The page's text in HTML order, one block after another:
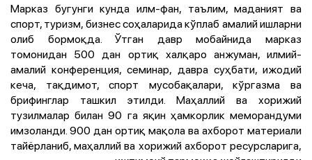
Марказ бугунги кунда илм-фан, таълим, маданият ва
спорт, туризм, бизнес соҳаларида кўплаб амалий ишларни
олиб бормоқда. Ўтган давр мобайнида марказ
томонидан 500 дан ортиқ халқаро анжуман, илмий-
амалий конференция, семинар, давра суҳбати, ижодий
кеча, тақдимот, спорт мусобақалари, кўргазма ва
брифинглар ташкил этилди. Маҳаллий ва хорижий
тузилмалар билан 90 га яқин ҳамкорлик меморандуми
имзоланди. 900 дан ортиқ мақола ва ахборот материали
тайёрланиб, маҳаллий ва хорижий ахборот ресурсларига,